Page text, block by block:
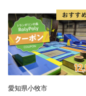
を策定。
2012(平成24)年
「日本で最も美し
妥協しない景観づ
【天然記念物 歌才
市街地からわずか
愛知県小牧市